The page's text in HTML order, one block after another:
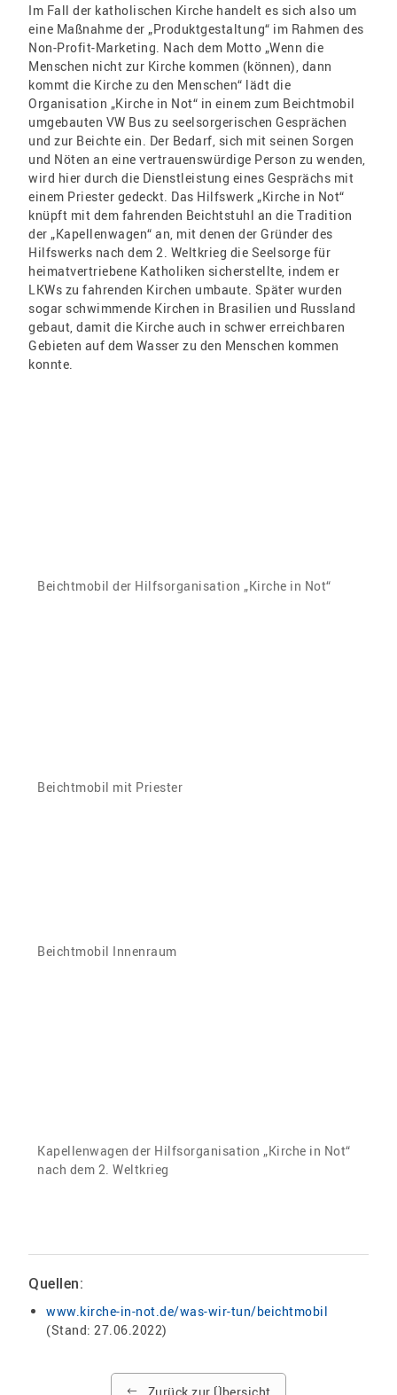
Im Fall der katholischen Kirche handelt es sich also um
eine Maßnahme der „Produktgestaltung“ im Rahmen des
Non-Profit-Marketing. Nach dem Motto „Wenn die
Menschen nicht zur Kirche kommen (können), dann
kommt die Kirche zu den Menschen“ lädt die
Organisation „Kirche in Not“ in einem zum Beichtmobil
umgebauten VW Bus zu seelsorgerischen Gesprächen
und zur Beichte ein. Der Bedarf, sich mit seinen Sorgen
und Nöten an eine vertrauenswürdige Person zu wenden,
wird hier durch die Dienstleistung eines Gesprächs mit
einem Priester gedeckt. Das Hilfswerk „Kirche in Not“
knüpft mit dem fahrenden Beichtstuhl an die Tradition
der „Kapellenwagen“ an, mit denen der Gründer des
Hilfswerks nach dem 2. Weltkrieg die Seelsorge für
heimatvertriebene Katholiken sicherstellte, indem er
LKWs zu fahrenden Kirchen umbaute. Später wurden
sogar schwimmende Kirchen in Brasilien und Russland
gebaut, damit die Kirche auch in schwer erreichbaren
Gebieten auf dem Wasser zu den Menschen kommen
konnte.
Beichtmobil der Hilfsorganisation „Kirche in Not“
Beichtmobil mit Priester
Beichtmobil Innenraum
Kapellenwagen der Hilfsorganisation „Kirche in Not“
nach dem 2. Weltkrieg
Quellen:
www.kirche-in-not.de/was-wir-tun/beichtmobil
(Stand: 27.06.2022)